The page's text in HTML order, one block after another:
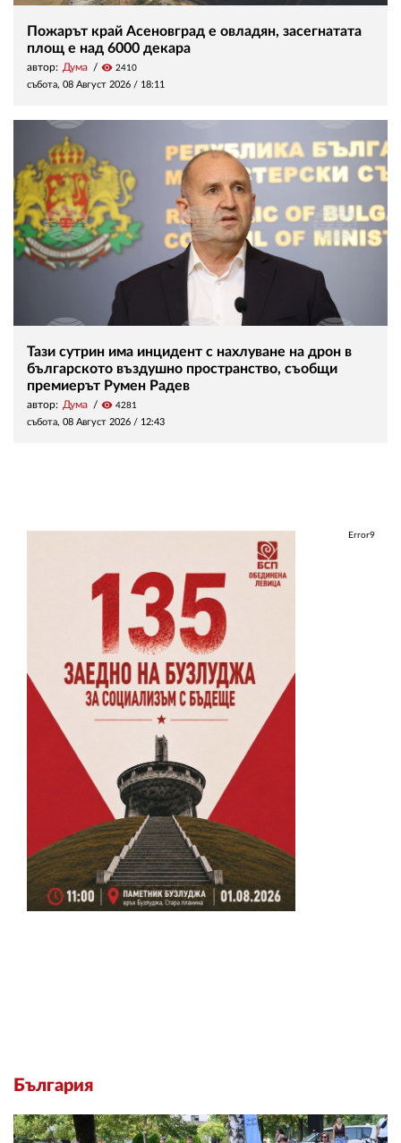
Пожарът край Асеновград е овладян, засегнатата
площ е над 6000 декара
автор: Дума visibility 2410
събота, 08 Август 2026 / 18:11
Тази сутрин има инцидент с нахлуване на дрон в
българското въздушно пространство, съобщи
премиерът Румен Радев
автор: Дума visibility 4281
събота, 08 Август 2026 / 12:43
Error9
България